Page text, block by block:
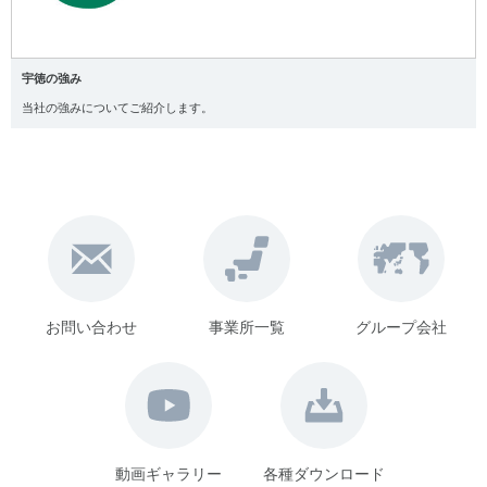
宇徳の強み
当社の強みについてご紹介します。
お問い合わせ 事業所一覧 グループ会社
動画ギャラリー 各種ダウンロード